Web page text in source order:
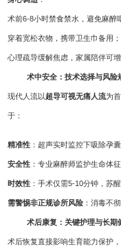
术前6-8小时禁食禁水，避免麻醉
穿着宽松衣物，携带卫生巾备用；
心理疏导缓解焦虑，家属陪伴可增
术中安全：技术选择与风险
现代人流以超导可视无痛人流为
于：
精准性 ：超声实时监控下吸除孕
安全性 ：专业麻醉师监护生命体
时效性 ：手术仅需5-10分钟，苏
需警惕非正规诊所风险 ：消毒不
术后康复：关键护理与长期
术后恢复直接影响生育能力保护，